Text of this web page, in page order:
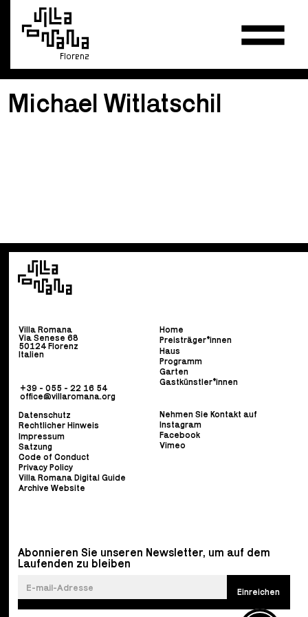
Florenz
Michael Witlatschil
Villa Romana
Via Senese 68
50124 Florenz
Italien
+39 - 055 - 22 16 54
office@villaromana.org
Home
Preisträger*innen
Haus
Programm
Garten
Gastkünstler*innen
Datenschutz
Rechtlicher Hinweis
Impressum
Satzung
Code of Conduct
Privacy Policy
Villa Romana Digital Guide
Archive Website
Nehmen Sie Kontakt auf
Instagram
Facebook
Vimeo
Abonnieren Sie unseren Newsletter, um auf dem
Laufenden zu bleiben